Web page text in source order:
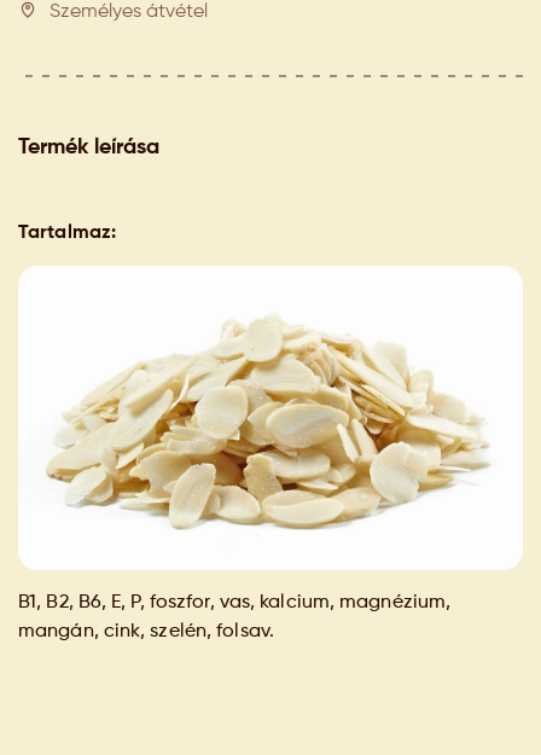
Személyes átvétel
Termék leírása
Tartalmaz:
B1, B2, B6, E, P, foszfor, vas, kalcium, magnézium,
mangán, cink, szelén, folsav.